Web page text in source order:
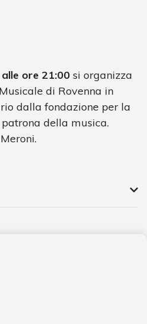
ore 21:00 si organizza
di Rovenna in
dalla fondazione per la
della musica.